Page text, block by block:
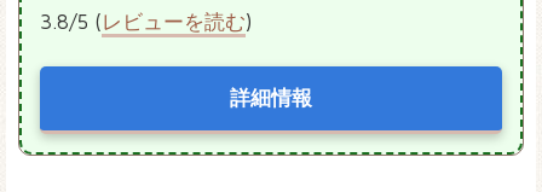
3.8/5 (レビューを読む)
詳細情報